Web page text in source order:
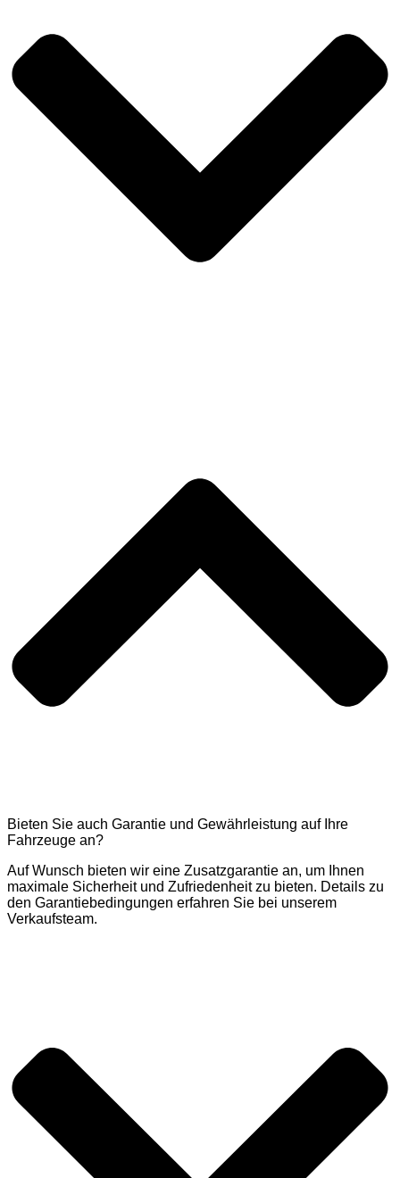
Bieten Sie auch Garantie und Gewährleistung auf Ihre
Fahrzeuge an?
Auf Wunsch bieten wir eine Zusatzgarantie an, um Ihnen
maximale Sicherheit und Zufriedenheit zu bieten. Details zu
den Garantiebedingungen erfahren Sie bei unserem
Verkaufsteam.